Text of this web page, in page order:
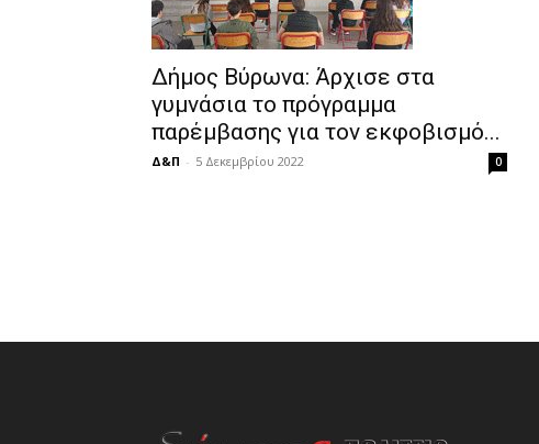
Δήμος Βύρωνα: Άρχισε στα
γυμνάσια το πρόγραμμα
παρέμβασης για τον εκφοβισμό...
Δ&Π - 5 Δεκεμβρίου 2022 0